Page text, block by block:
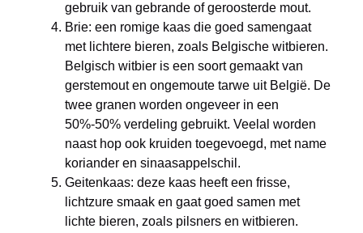
gebruik van gebrande of geroosterde mout.
Brie: een romige kaas die goed samengaat
met lichtere bieren, zoals Belgische witbieren.
Belgisch witbier is een soort gemaakt van
gerstemout en ongemoute tarwe uit België. De
twee granen worden ongeveer in een
50%-50% verdeling gebruikt. Veelal worden
naast hop ook kruiden toegevoegd, met name
koriander en sinaasappelschil.
Geitenkaas: deze kaas heeft een frisse,
lichtzure smaak en gaat goed samen met
lichte bieren, zoals pilsners en witbieren.